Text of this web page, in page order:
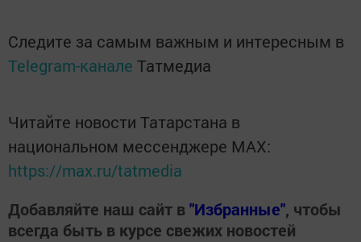
Следите за самым важным и интересным в
Telegram-канале Татмедиа
Читайте новости Татарстана в
национальном мессенджере MАХ:
https://max.ru/tatmedia
Добавляйте наш сайт в"Избранные", чтобы
всегда быть в курсе свежих новостей